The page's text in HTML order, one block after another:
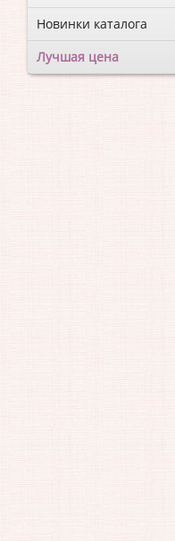
Новинки каталога
Лучшая цена